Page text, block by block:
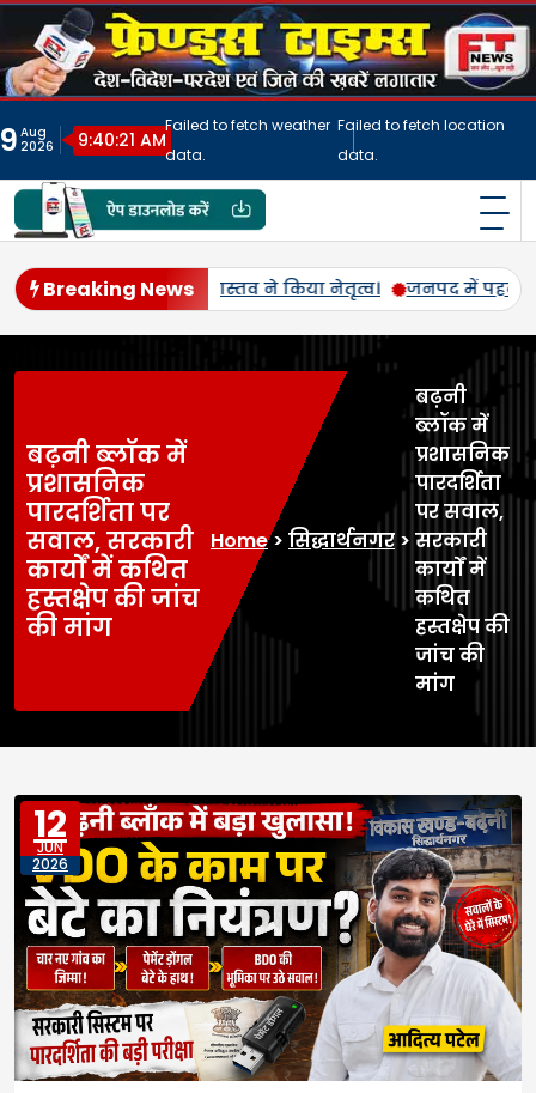
Skip
content
9 Aug
2026
9:40:24 AM
Failed to fetch weather
data.
Failed to fetch location
data.
फ्रेंड्स टाइम्स
Breaking News
पर होगी उड़द-मूंग की खरीद, सलोन के कमालगंज व धरई में
बढ़नी ब्लॉक में
प्रशासनिक
पारदर्शिता पर
सवाल, सरकारी
कार्यों में कथित
हस्तक्षेप की जांच
की मांग
Home> सिद्धार्थनगर >
बढ़नी
ब्लॉक में
प्रशासनिक
पारदर्शिता
पर सवाल,
सरकारी
कार्यों में
कथित
हस्तक्षेप की
जांच की
मांग
12
JUN
2026